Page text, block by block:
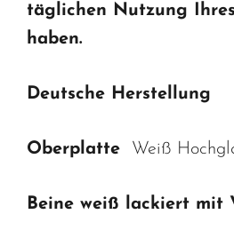
täglichen Nutzung
haben.
Deutsche Herstellung
Oberplatte Weiß
Beine weiß lackiert mit